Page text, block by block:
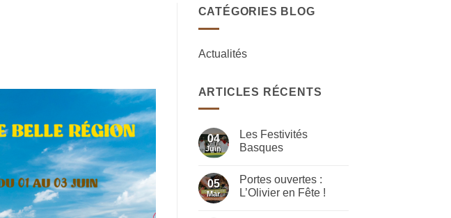
CATÉGORIES BLOG
Actualités
ARTICLES RÉCENTS
04
Juin
Les Festivités
Basques
sur
Les
Festivités
05
Mar
Portes ouvertes :
L’Olivier en Fête !